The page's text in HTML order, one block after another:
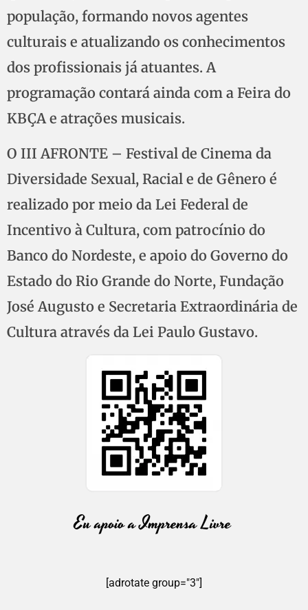
população, formando novos agentes
culturais e atualizando os conhecimentos
dos profissionais já atuantes. A
programação contará ainda com a Feira do
KBÇA e atrações musicais.
O III AFRONTE – Festival de Cinema da
Diversidade Sexual, Racial e de Gênero é
realizado por meio da Lei Federal de
Incentivo à Cultura, com patrocínio do
Banco do Nordeste, e apoio do Governo do
Estado do Rio Grande do Norte, Fundação
José Augusto e Secretaria Extraordinária de
Cultura através da Lei Paulo Gustavo.
[adrotate group="3"]